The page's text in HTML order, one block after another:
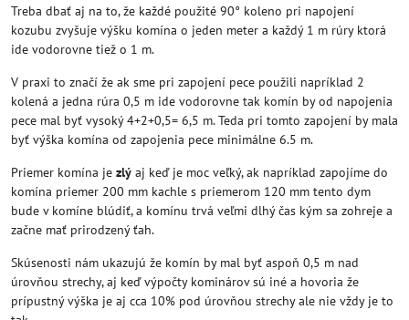
Treba dbať aj na to, že každé použité 90° koleno pri napojení
kozubu zvyšuje výšku komína o jeden meter a každý 1 m rúry ktorá
ide vodorovne tiež o 1 m.
V praxi to značí že ak sme pri zapojení pece použili napríklad 2
kolená a jedna rúra 0,5 m ide vodorovne tak komín by od napojenia
pece mal byť vysoký 4+2+0,5= 6,5 m. Teda pri tomto zapojení by mala
byť výška komína od zapojenia pece minimálne 6.5 m.
Priemer komína je zlý aj keď je moc veľký, ak napríklad zapojíme do
komína priemer 200 mm kachle s priemerom 120 mm tento dym
bude v komíne blúdiť, a komínu trvá veľmi dlhý čas kým sa zohreje a
začne mať prirodzený ťah.
Skúsenosti nám ukazujú že komín by mal byť aspoň 0,5 m nad
úrovňou strechy, aj keď výpočty kominárov sú iné a hovoria že
prípustný výška je aj cca 10% pod úrovňou strechy ale nie vždy je to